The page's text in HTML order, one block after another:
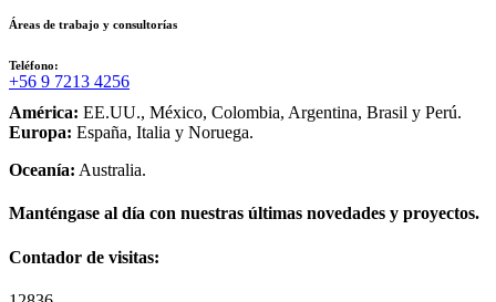
Áreas de trabajo y consultorías
Teléfono:
+56 9 7213 4256
América: EE.UU., México, Colombia, Argentina, Brasil y Perú.
Europa: España, Italia y Noruega.
Oceanía: Australia.
Manténgase al día con nuestras últimas novedades y proyectos.
Contador de visitas: